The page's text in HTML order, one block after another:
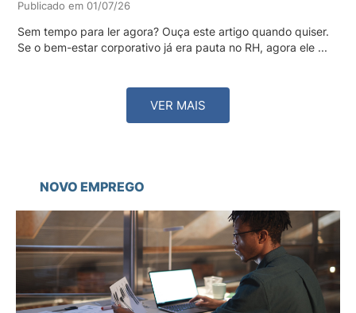
Publicado em 01/07/26
Sem tempo para ler agora? Ouça este artigo quando quiser.
Se o bem-estar corporativo já era pauta no RH, agora ele ...
VER MAIS
NOVO EMPREGO